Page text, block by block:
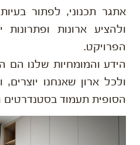
אתגר תכנוני, לפתור
ולהציע ארונות
הפרויקט.
הידע והמומחיות שלנו הם
ולכל ארון שאנחנו
הסופית תעמוד בסטנדרטים